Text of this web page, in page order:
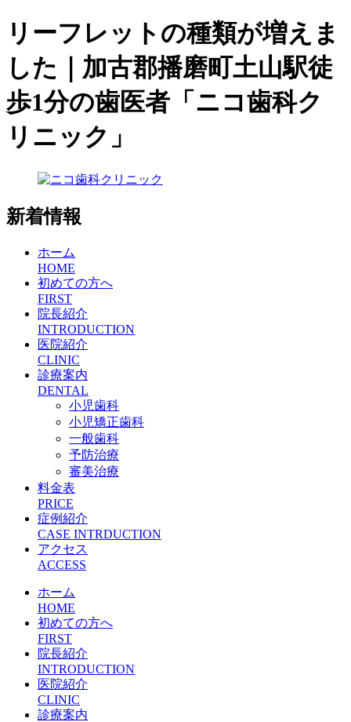
リーフレットの種類が増えま
した｜加古郡播磨町土山駅徒
歩1分の歯医者「ニコ歯科ク
リニック」
新着情報
ホーム
HOME
初めての方へ
FIRST
院長紹介
INTRODUCTION
医院紹介
CLINIC
診療案内
DENTAL
小児歯科
小児矯正歯科
一般歯科
予防治療
審美治療
料金表
PRICE
症例紹介
CASE INTRDUCTION
アクセス
ACCESS
ホーム
HOME
初めての方へ
FIRST
院長紹介
INTRODUCTION
医院紹介
CLINIC
診療案内